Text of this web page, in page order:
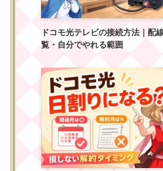
ドコモ光テレビの接続方法｜配
覧・自分でやれる範囲